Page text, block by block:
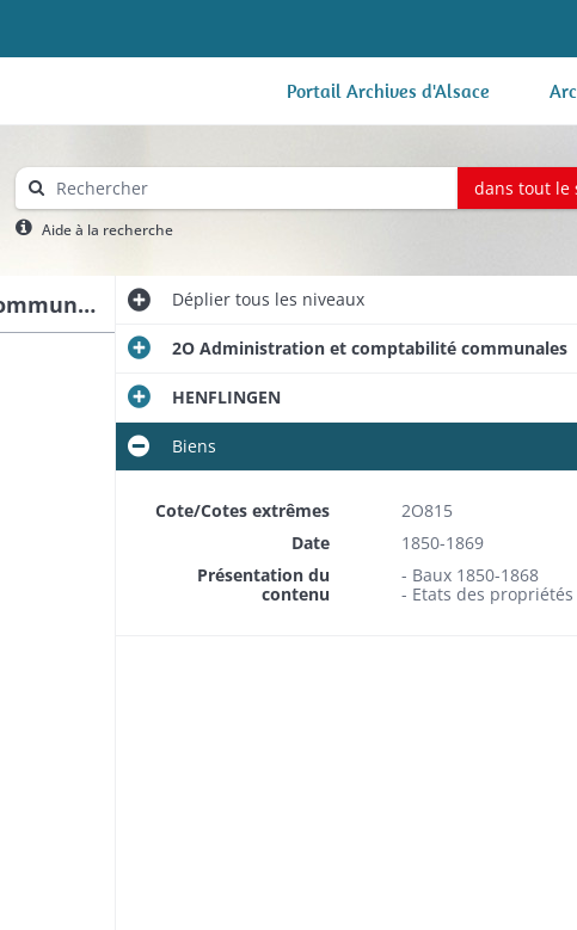
Portail Archives d'Alsace
dans tout le
Aide à la recherche
2O Administration et comptabilité communales Dépliertous les niveaux
2O Administration et comptabilité communales
HENFLINGEN
Biens
Cote/Cotes extrêmes
2O815
Date
1850-1869
Présentation du
contenu
- Baux 1850-1868
- Etats des